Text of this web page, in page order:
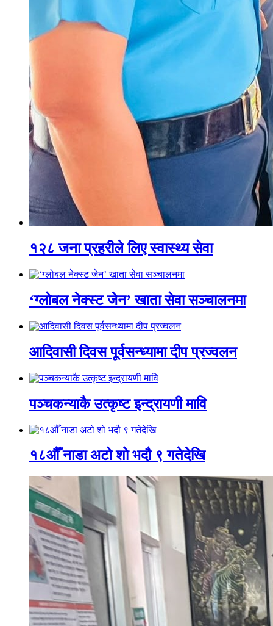
१२८ जना प्रहरीले लिए स्वास्थ्य सेवा
‘ग्लोबल नेक्स्ट जेन’ खाता सेवा सञ्चालनमा
आदिवासी दिवस पूर्वसन्ध्यामा दीप प्रज्वलन
पञ्चकन्याकै उत्कृष्ट इन्द्रायणी मावि
१८औँ नाडा अटो शो भदौ ९ गतेदेखि